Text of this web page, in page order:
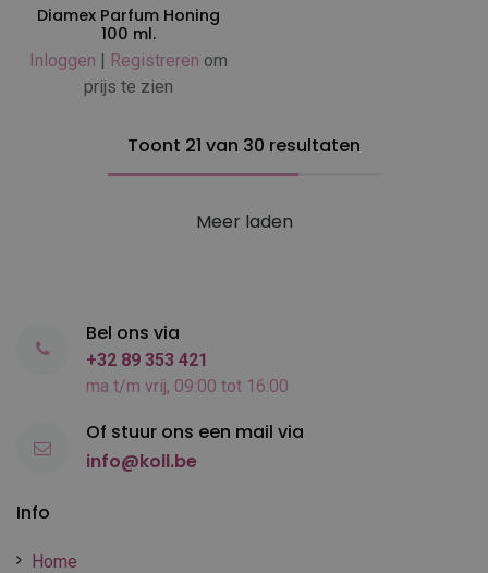
Diamex Parfum Honing
100 ml.
Inloggen | Registreren om
prijs te zien
Toont 21 van 30 resultaten
Meer laden
Info
Home
Bel ons via
+32 89 353 421
ma t/m vrij, 09:00 tot 16:00
Of stuur ons een mail via
info@koll.be